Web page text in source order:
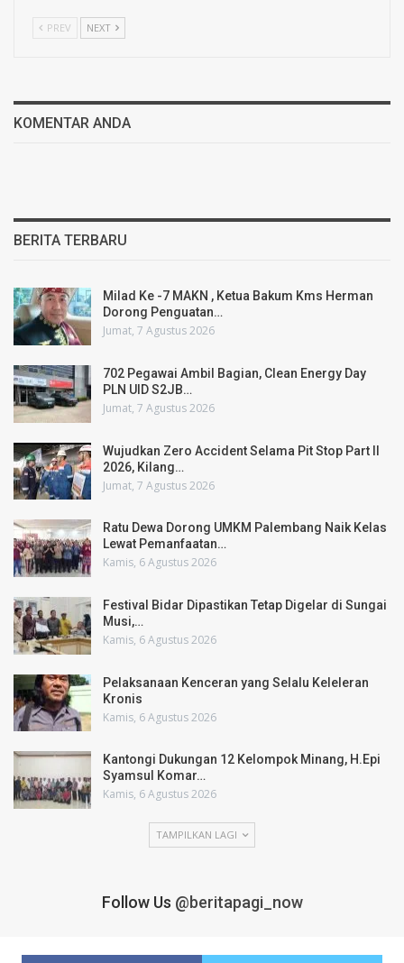
PREV NEXT
KOMENTAR ANDA
BERITA TERBARU
Milad Ke -7 MAKN , Ketua Bakum Kms Herman
Dorong Penguatan…
Jumat, 7 Agustus 2026
702 Pegawai Ambil Bagian, Clean Energy Day
PLN UID S2JB…
Jumat, 7 Agustus 2026
Wujudkan Zero Accident Selama Pit Stop Part II
2026, Kilang…
Jumat, 7 Agustus 2026
Ratu Dewa Dorong UMKM Palembang Naik Kelas
Lewat Pemanfaatan…
Kamis, 6 Agustus 2026
Festival Bidar Dipastikan Tetap Digelar di Sungai
Musi,…
Kamis, 6 Agustus 2026
Pelaksanaan Kenceran yang Selalu Keleleran
Kronis
Kamis, 6 Agustus 2026
Kantongi Dukungan 12 Kelompok Minang, H.Epi
Syamsul Komar…
Kamis, 6 Agustus 2026
TAMPILKAN LAGI
Follow Us @beritapagi_now